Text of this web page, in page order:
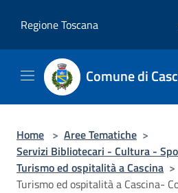
Regione Toscana
Comune di
Home > Aree Tematiche >
Servizi Bibliotecari - Cultura -
Turismo ed ospitalità a Cascina >
Turismo ed ospitalità a Cascina-